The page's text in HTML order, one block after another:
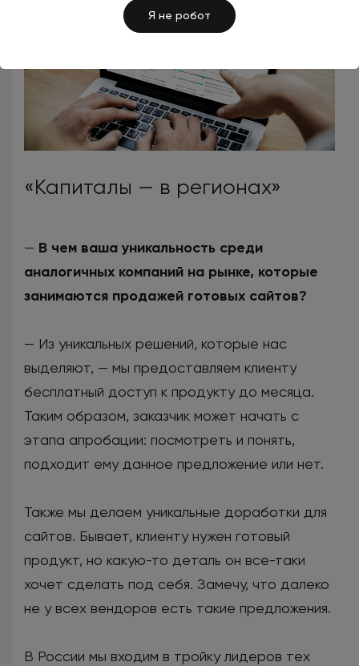
Я не робот
«Капиталы — в регионах»
— В чем ваша уникальность среди
аналогичных компаний на рынке, которые
занимаются продажей готовых сайтов?
— Из уникальных решений, которые нас
выделяют, — мы предоставляем клиенту
бесплатный доступ к продукту до месяца.
Таким образом, заказчик может начать с
этапа апробации: посмотреть и понять,
подходит ему данное предложение или нет.
Также мы делаем уникальные доработки для
сайтов. Бывает, клиенту нужен готовый
продукт, но какую-то деталь он все-таки
хочет сделать под себя. Замечу, что далеко
не у всех вендоров есть такие предложения.
В России мы входим в тройку лидеров тех